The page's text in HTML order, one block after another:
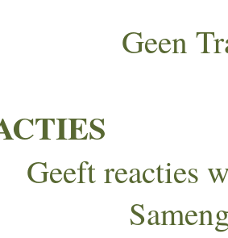
Geen
Geeft reacties